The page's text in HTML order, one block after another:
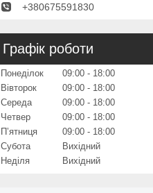
+380675591830
Графік роботи
Понеділок 09:00
18:00
Вівторок
09:00
18:00
Середа
09:00
18:00
Четвер
09:00
18:00
Пʼятниця
09:00
18:00
Субота
Вихідний
Неділя
Вихідний